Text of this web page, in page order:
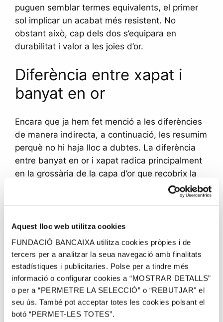
Aquest lloc web utilitza cookies
FUNDACIÓ BANCAIXA utilitza cookies pròpies i de
tercers per a analitzar la seua navegació amb finalitats
estadístiques i publicitaries. Polse per a tindre més
informació o configurar cookies a “MOSTRAR DETALLS”
o per a “PERMETRE LA SELECCIÓ” o “REBUTJAR" el
seu ús. També pot acceptar totes les cookies polsant el
botó “PERMET-LES TOTES”.
puguen semblar termes equivalents, el primer
sol implicar un acabat més resistent. No
obstant això, cap dels dos s’equipara en
durabilitat i valor a les joies d’or.
Diferència entre xapat i
banyat en or
Encara que ja hem fet menció a les diferències
de manera indirecta, a continuació, les resumim
perquè no hi haja lloc a dubtes. La diferència
entre banyat en or i xapat radica principalment
en la grossària de la capa d’or que recobrix la
fina que a penes recobrix la superfície i
en poc temps. És més econòmic, però amb
menys duració.
El xapat en or, en canvi, oferix una capa de
major gruix, aconseguint que la joia
mantinga la seua aparença durant més
temps. No obstant això, malgrat ser més